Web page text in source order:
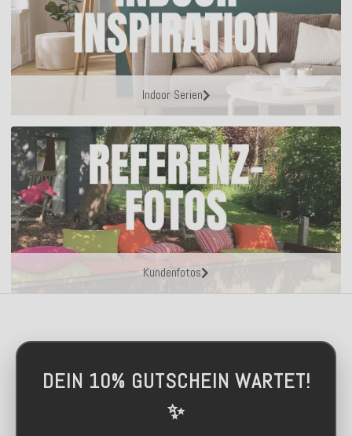
Indoor Serien
Kundenfotos
DEIN 10% GUTSCHEIN WARTET!
✨